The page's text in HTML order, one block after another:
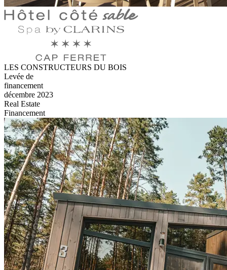
LES CONSTRUCTEURS DU BOIS
Levée de
financement
décembre 2023
Real Estate
Financement